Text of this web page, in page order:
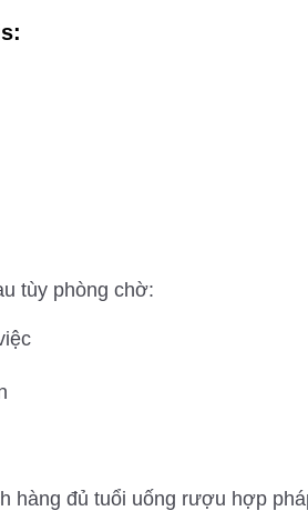
tùy phòng chờ:
hàng đủ tuổi uống rượu hợp